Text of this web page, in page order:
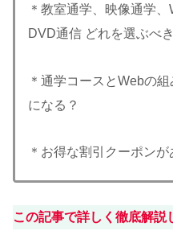
＊教室通学、映像通学
DVD通信 どれを選ぶべ
＊通学コースとWebの
になる？
＊お得な割引クーポンが
この記事で詳しく徹底解説